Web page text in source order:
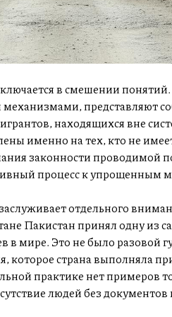
в смешении
представляют
находящихся вне
именно на тех, кто не
законности проводимой
процесс к упрощенным
отдельного
Пакистан принял одну из
мире. Это не было разовой
которое страна выполняла
практике нет примеров
людей без